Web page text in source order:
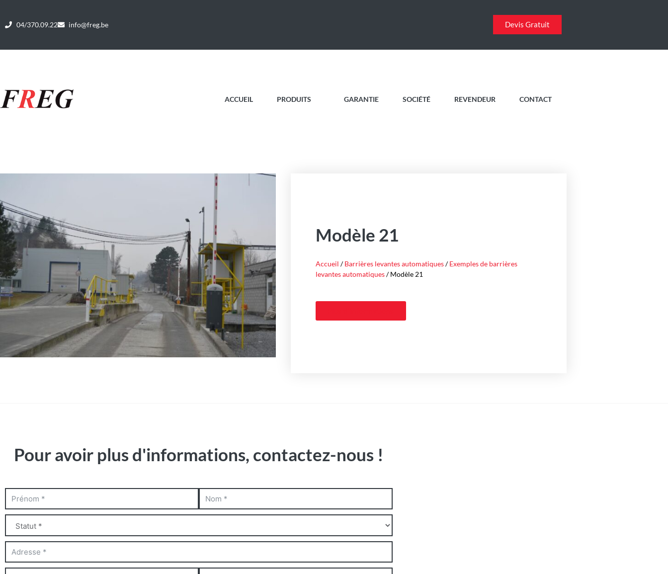
04/370.09.22 info@freg.be Devis Gratuit
ACCUEIL PRODUITS GARANTIE SOCIÉTÉ REVENDEUR CONTACT
Modèle 21
Accueil /Barrières levantes automatiques/Exemples de barrières
levantes automatiques/ Modèle 21
Pour avoir plus d'informations, contactez-nous !